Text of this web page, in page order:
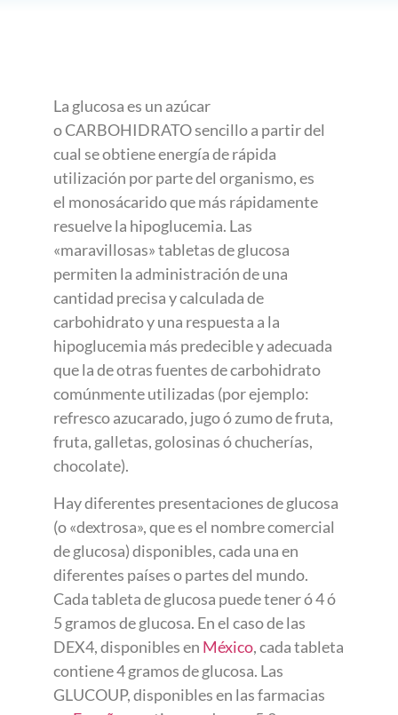
La glucosa es un azúcar
o CARBOHIDRATO sencillo a partir del
cual se obtiene energía de rápida
utilización por parte del organismo, es
el monosácarido que más rápidamente
resuelve la hipoglucemia. Las
«maravillosas» tabletas de glucosa
permiten la administración de una
cantidad precisa y calculada de
carbohidrato y una respuesta a la
hipoglucemia más predecible y adecuada
que la de otras fuentes de carbohidrato
comúnmente utilizadas (por ejemplo:
refresco azucarado, jugo ó zumo de fruta,
fruta, galletas, golosinas ó chucherías,
chocolate).
Hay diferentes presentaciones de glucosa
(o «dextrosa», que es el nombre comercial
de glucosa) disponibles, cada una en
diferentes países o partes del mundo.
Cada tableta de glucosa puede tener ó 4 ó
5 gramos de glucosa. En el caso de las
DEX4, disponibles en México, cada tableta
contiene 4 gramos de glucosa. Las
GLUCOUP, disponibles en las farmacias